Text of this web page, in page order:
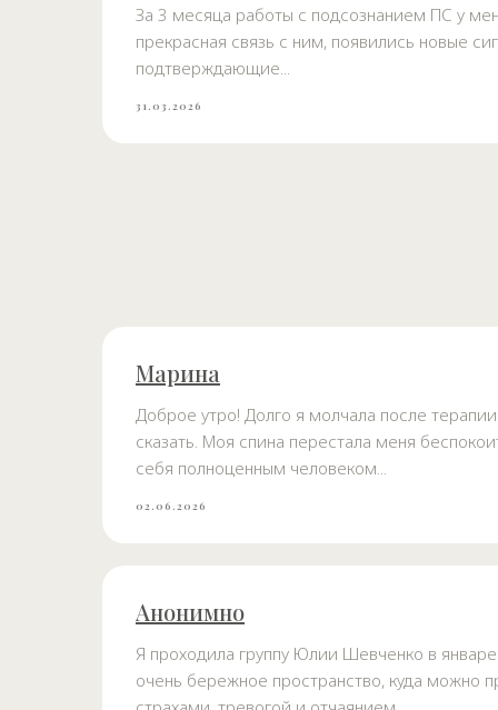
За 3 месяца работы с подсознанием ПС у
прекрасная связь с ним, появились новые
подтверждающие...
31.03.2026
Марина
Доброе утро! Долго я молчала после
сказать. Моя спина перестала меня
себя полноценным человеком...
02.06.2026
Анонимно
Я проходила группу Юлии Шевченко в
очень бережное пространство, куда можно